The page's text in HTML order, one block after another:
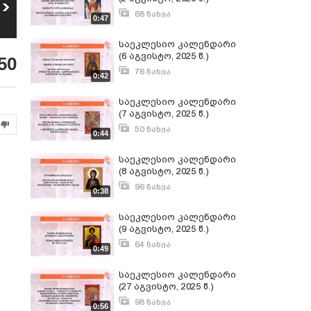
საეკლესიო
კალენდარი (3
აგვისტო, 2026 წ.)
ნახვა
საეკლესიო
კალენდარი (2
0:47 68 ნახვა
0:42
საეკლესიო კალენდარი
(6 აგვისტო, 2025 წ.)
76 ნახვა
0:44
საეკლესიო კალენდარი
(7 აგვისტო, 2025 წ.)
50 ნახვა
0:38
საეკლესიო კალენდარი
(8 აგვისტო, 2025 წ.)
96 ნახვა
0:49
საეკლესიო კალენდარი
(9 აგვისტო, 2025 წ.)
64 ნახვა
0:56
საეკლესიო კალენდარი
(27 აგვისტო, 2025 წ.)
98 ნახვა